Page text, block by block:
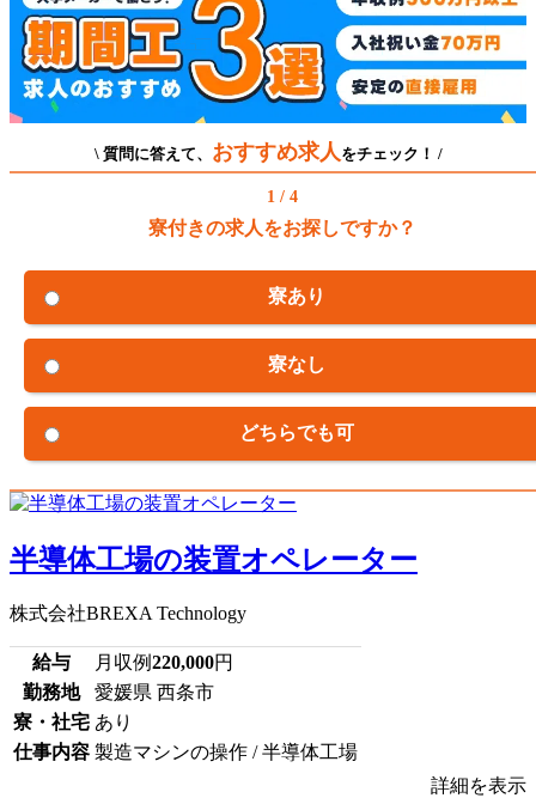
\ 質問に答えて、 おすすめ求人 をチェック！ /
1 / 4
寮付きの求人をお探しですか？
寮あり
寮なし
どちらでも可
半導体工場の装置オペレーター
株式会社BREXA Technology
給与 月収例220,000円
勤務地
愛媛県 西条市
寮・社宅 あり
仕事内容 製造マシンの操作 / 半導体工場
詳細を表示